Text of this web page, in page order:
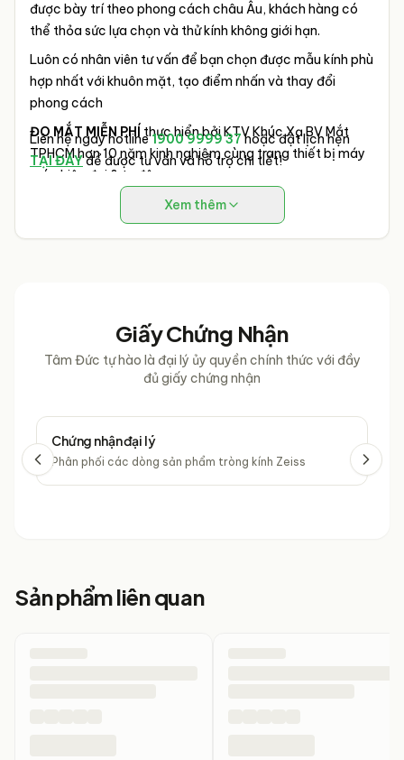
được bày trí theo phong cách châu Âu, khách hàng có
thể thỏa sức lựa chọn và thử kính không giới hạn.
Luôn có nhân viên tư vấn để bạn chọn được mẫu kính phù
hợp nhất với khuôn mặt, tạo điểm nhấn và thay đổi
phong cách
ĐO MẮT MIỄN PHÍ thực hiển bởi KTV Khúc Xạ BV Mắt
TPHCM hơn 10 năm kinh nghiệm cùng trang thiết bị máy
móc hiện đại & tự động.
Liên hệ ngay hotline 1900 9999 37 hoặc đặt lịch hẹn
TẠI ĐÂYđể được tư vấn và hỗ trợ chi tiết!
Xem thêm
Giấy Chứng Nhận
Tâm Đức tự hào là đại lý ủy quyền chính thức với đầy
đủ giấy chứng nhận
Chứng nhận đại lý
Phân phối các dòng sản phẩm tròng kính Zeiss
Sản phẩm liên quan